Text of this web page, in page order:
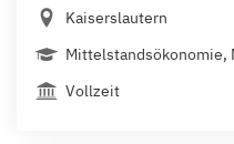
Kaiserslautern
Mittelstandsökonomie,
Vollzeit